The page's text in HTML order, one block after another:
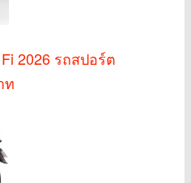
2026 รถสปอร์ต
ท